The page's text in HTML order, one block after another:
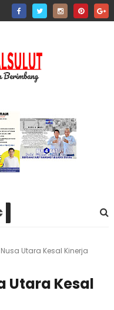
Utara Kesal Kinerja
Utara Kesal